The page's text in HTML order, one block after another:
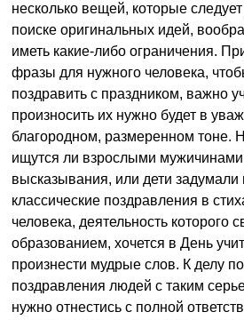
несколько вещей, которые
поиске оригинальных идей,
иметь какие-либо ограничения.
фразы для нужного человека,
поздравить с праздником, важно
произносить их нужно будет в
благородном, размеренном тоне.
ищутся ли взрослыми
высказывания, или дети задумали
классические поздравления в
человека, деятельность которого
образованием, хочется в День
произнести мудрые слов. К делу
поздравления людей с таким
нужно отнестись с полной